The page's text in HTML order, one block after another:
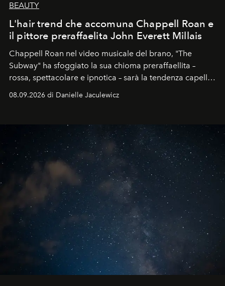
BEAUTY
L'hair trend che accomuna Chappell Roan e
il pittore preraffaelita John Everett Millais
Chappell Roan nel video musicale del brano, "The
Subway" ha sfoggiato la sua chioma preraffaellita –
rossa, spettacolare e ipnotica – sarà la tendenza capelli
dell'autunno?
08.09.2026 di Danielle Jaculewicz